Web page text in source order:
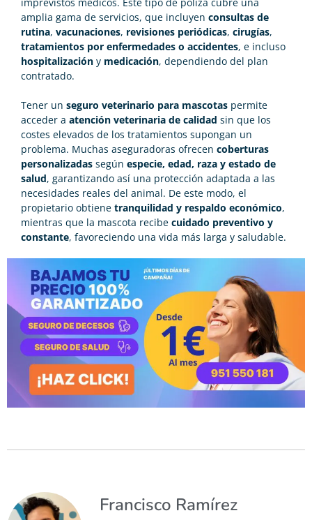
amplia gama de servicios, que incluyen consultas de
rutina, vacunaciones, revisiones periódicas, cirugías,
tratamientos por enfermedades o accidentes, e incluso
hospitalización y medicación, dependiendo del plan
contratado.
Tener un seguro veterinario para mascotas permite
acceder a atención veterinaria de calidad sin que los
costes elevados de los tratamientos supongan un
problema. Muchas aseguradoras ofrecen coberturas
personalizadas según especie, edad, raza y estado de
salud, garantizando así una protección adaptada a las
necesidades reales del animal. De este modo, el
propietario obtiene tranquilidad y respaldo económico,
mientras que la mascota recibe cuidado preventivo y
constante, favoreciendo una vida más larga y saludable.
Francisco Ramírez